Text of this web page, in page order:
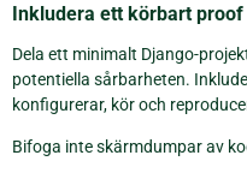
Inkludera ett körbart
Dela ett minimalt Django-
potentiella sårbarheten.
konfigurerar, kör och
Bifoga inte skärmdumpar av